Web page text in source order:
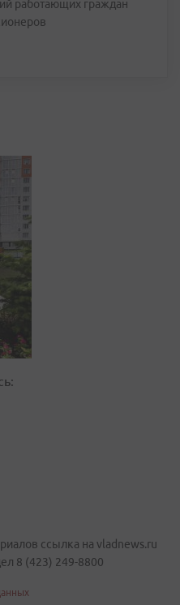
работающих граждан
ссылка на vladnews.ru
8 (423) 249-8800